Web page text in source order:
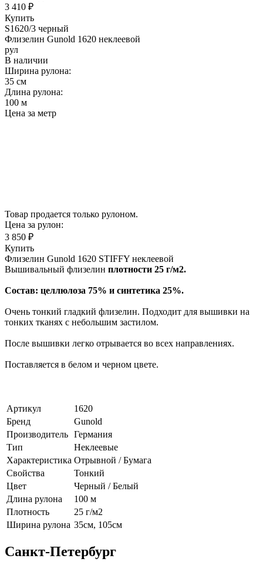
3 410 ₽
Купить
S1620/3 черный
Флизелин Gunold 1620 неклеевой
рул
В наличии
Ширина рулона:
35 см
Длина рулона:
100 м
Цена за метр
Товар продается только рулоном.
Цена за рулон:
3 850 ₽
Купить
Флизелин Gunold 1620 STIFFY неклеевой
Вышивальный флизелин плотности 25 г/м2.
Состав: целлюлоза 75% и синтетика 25%.
Очень тонкий гладкий флизелин. Подходит для вышивки на
тонких тканях с небольшим застилом.
После вышивки легко отрывается во всех направлениях.
Поставляется в белом и черном цвете.
Артикул
1620
Бренд
Gunold
Производитель Германия
Тип
Неклеевые
Характеристика Отрывной / Бумага
Свойства
Тонкий
Цвет
Черный / Белый
Длина рулона
100 м
Плотность
25 г/м2
Ширина рулона 35см, 105см
Санкт-Петербург